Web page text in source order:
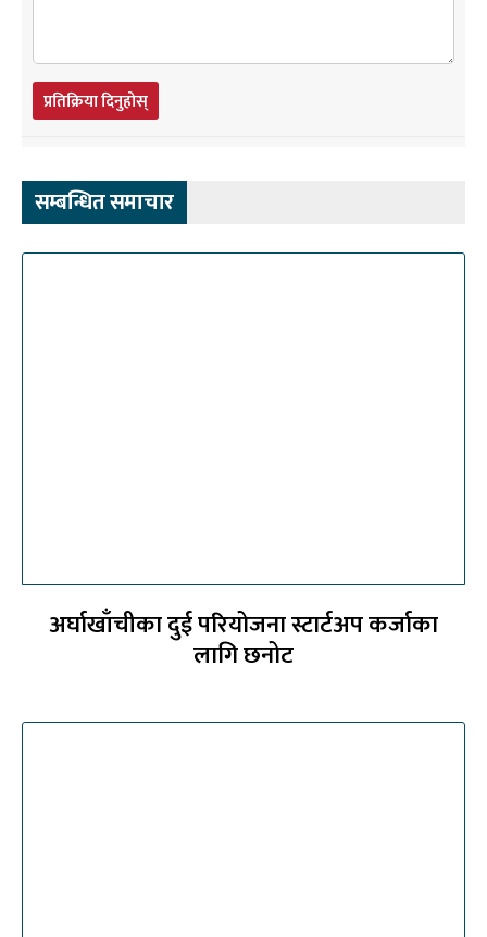
प्रतिक्रिया दिनुहोस्
सम्बन्धित समाचार
अर्घाखाँचीका दुई परियोजना स्टार्टअप कर्जाका
लागि छनोट